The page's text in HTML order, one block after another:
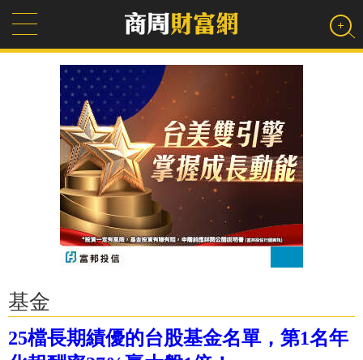
基金
25檔長期績優的台股基金名單，第1名年